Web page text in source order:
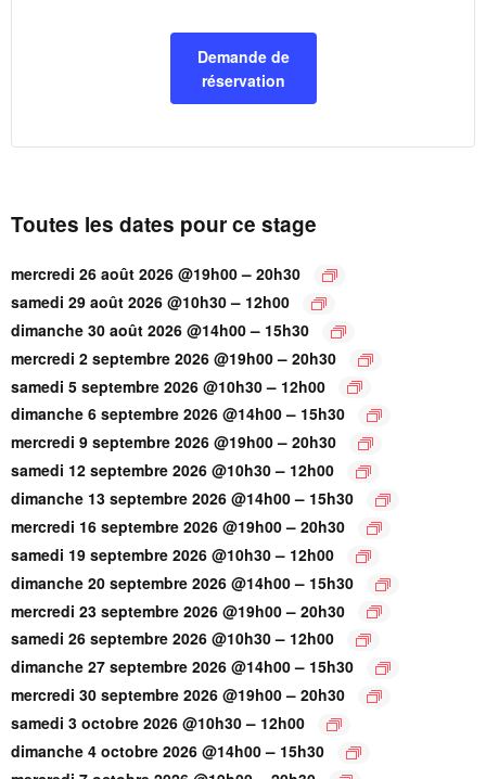
Demande de
réservation
Toutes les dates pour ce stage
mercredi 26 août 2026 @19h00– 20h30
samedi 29 août 2026 @10h30– 12h00
dimanche 30 août 2026 @14h00– 15h30
mercredi 2 septembre 2026 @19h00– 20h30
samedi 5 septembre 2026 @10h30– 12h00
dimanche 6 septembre 2026 @14h00– 15h30
mercredi 9 septembre 2026 @19h00– 20h30
samedi 12 septembre 2026 @10h30– 12h00
dimanche 13 septembre 2026 @14h00– 15h30
mercredi 16 septembre 2026 @19h00– 20h30
samedi 19 septembre 2026 @10h30– 12h00
dimanche 20 septembre 2026 @14h00– 15h30
mercredi 23 septembre 2026 @19h00– 20h30
samedi 26 septembre 2026 @10h30– 12h00
dimanche 27 septembre 2026 @14h00– 15h30
mercredi 30 septembre 2026 @19h00– 20h30
samedi 3 octobre 2026 @10h30– 12h00
dimanche 4 octobre 2026 @14h00– 15h30